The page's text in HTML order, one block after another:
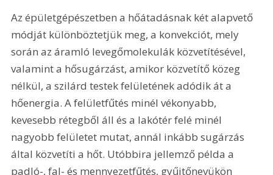
Az épületgépészetben a hőátadásnak két alapvető
módját különböztetjük meg, a konvekciót, mely
során az áramló levegőmolekulák közvetítésével,
valamint a hősugárzást, amikor közvetítő közeg
nélkül, a szilárd testek felületének adódik át a
hőenergia. A felületfűtés minél vékonyabb,
kevesebb rétegből áll és a lakótér felé minél
nagyobb felületet mutat, annál inkább sugárzás
által közvetíti a hőt. Utóbbira jellemző példa a
padló-, fal- és mennyezetfűtés, gyűjtőnevükön